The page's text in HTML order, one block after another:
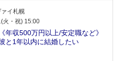
ァイ札幌
火・祝) 15:00
年収500万円以上/安定職など》
と1年以内に結婚したい